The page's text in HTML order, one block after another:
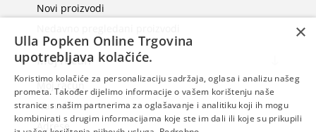
Novi proizvodi
Moj račun
Moj račun
Narudžbe
Adrese
×
Ulla Popken Online Trgovina
upotrebljava kolačiće.
Koristimo kolačiće za personalizaciju sadržaja, oglasa i analizu našeg
prometa. Također dijelimo informacije o vašem korištenju naše
stranice s našim partnerima za oglašavanje i analitiku koji ih mogu
kombinirati s drugim informacijama koje ste im dali ili koje su prikupili